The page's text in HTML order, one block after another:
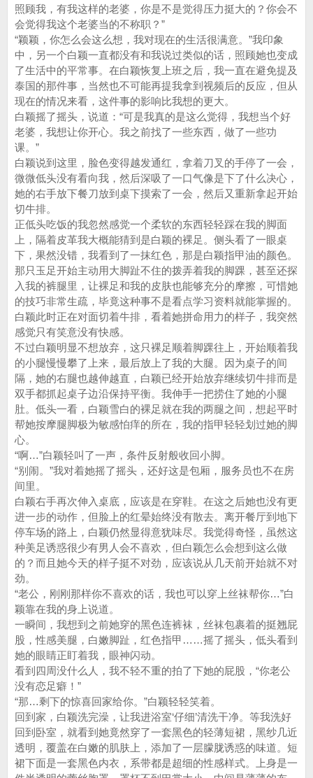
照顾我，有我这样的老婆，你是不是觉得压力挺大的？你会不
会觉得我这个老婆当的不称职？”
“颖颖，你怎么会这么想，我对现在的生活很满意。”我印象
中，另一个白颖一直都没有和我说过类似的话，照顾她也变成
了生活中的平常事。在白颖恢复上班之后，我一直在避免提及
泰国的那件事，当然也不可能再提我拿到视频后的反应，但从
现在的情况来看，这件事的影响比我想的更大。
白颖摇了摇头，说道：“可是我真的是这么觉得，我想当个好
老婆，我想让你开心。我之前找了一些东西，做了一些功
课。”
白颖说到这里，脸色变得越发通红，拿着刀叉的手停了一会，
微微低头没有看向我，然后深吸了一口气像是下了什么决心，
她的右手放下餐刀放到桌下摸索了一会，然后又重新拿起开始
切牛排。
正低头吃饭的我忽然感觉一个柔软的东西轻轻踩在我的脚面
上，隔着皮革我大概能猜到是白颖的裸足。侧头看了一眼桌
下，果然没错，我看到了一抹红色，那是白颖指甲油的颜色。
那只玉足开始主动用大脚趾不住的拨弄着我的脚踝，甚至还探
入我的裤腿里，让裸足和我的皮肤也能够充分的摩擦，可惜她
的技巧非常生疏，毕竟这种事不是看点学习资料就能掌握的。
白颖此时正在对面切着牛排，看着她拼命用力的样子，我突然
感觉只有笑意没有快感。
不过白颖明显不想放弃，这只裸足顺着脚踝往上，开始顺着我
的小腿慢慢攀了上来，最后放上了我的大腿。因为桌子的间
隔，她的右腿也越伸越直，白颖已经开始放弃继续切牛排而是
双手都抓起桌子边沿保持平衡。我伸手一把捞住了她的小腿
肚。低头一看，白颖雪白的裸足就在我的两腿之间，想起平时
帮她按摩腿脚极为敏感怕痒的所在，我的指甲轻轻划过她的脚
心。
“啊…”白颖轻叫了一声，条件反射般收回小脚。
“别闹。”我对着她摇了摇头，还好这是包厢，服务员也不在房
间里。
白颖右手再次伸入桌底，应该是在穿鞋。在这之后她也没有更
进一步的动作，但脸上的红晕始终没有散去。离开餐厅到地下
停车场的路上，白颖仍然显得意犹味尽。我觉得奇怪，虽然这
种美足诱惑很少有男人会不喜欢，但白颖怎么会想到这么做
的？而且她今天的样子挺不对劲，应该说从几天前开始就不对
劲。
“老公，刚刚那样你不喜欢的话，我也可以穿上丝袜帮你…”白
颖靠在我的身上说道。
一瞬间，我想到之前她穿的黑色连裤袜，丝袜包裹着的挺翘屁
股，性感美腿，白嫩脚趾，红色指甲……摇了摇头，低头看到
她的眼睛正盯着我，眼神闪动。
看到四周没什么人，我不轻不重的拍了下她的屁股，“你老公
没有恋足癖！”
“那…剩下的惊喜回家给你。”白颖轻轻笑着。
回到家，白颖洗完澡，让我进浴室‘仔细’清洗干净。等我洗好
回到卧室，就看到她竟然穿了一套黑色的轻薄短裙，黑纱几近
透明，覆盖在白嫩的肌肤上，添加了一层朦胧诱惑的味道。短
裙下面是一套黑色内衣，系带都是超细的性感样式。上身是一